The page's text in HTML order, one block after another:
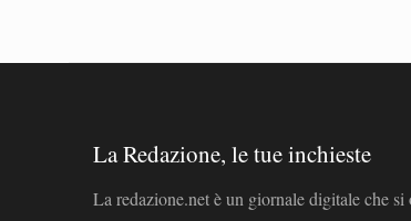
La Redazione, le tue inchieste
La redazione.net è un giornale digitale che